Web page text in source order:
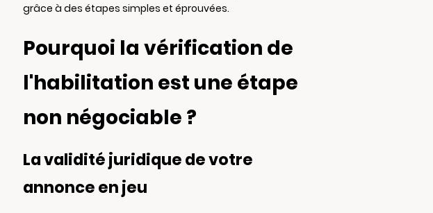
grâce à des étapes simples et éprouvées.
Pourquoi la vérification de
l'habilitation est une étape
non négociable ?
La validité juridique de votre
annonce en jeu